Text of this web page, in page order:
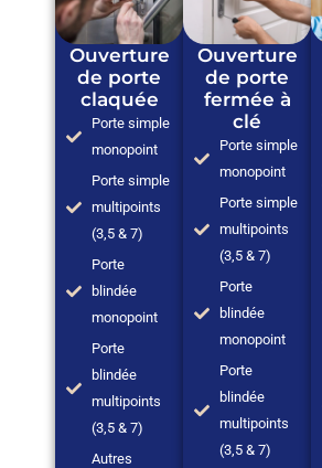
Ouverture
de porte
claquée
Porte simple
monopoint
Porte simple
multipoints
(3,5 & 7)
Porte
blindée
monopoint
Porte
blindée
multipoints
(3,5 & 7)
Autres
Ouverture
de porte
fermée à
clé
Porte simple
monopoint
Porte simple
multipoints
(3,5 & 7)
Porte
blindée
monopoint
Porte
blindée
multipoints
(3,5 & 7)